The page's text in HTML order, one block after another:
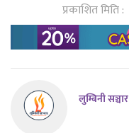
प्रकाशित मिति :
लुम्बिनी सञ्चार